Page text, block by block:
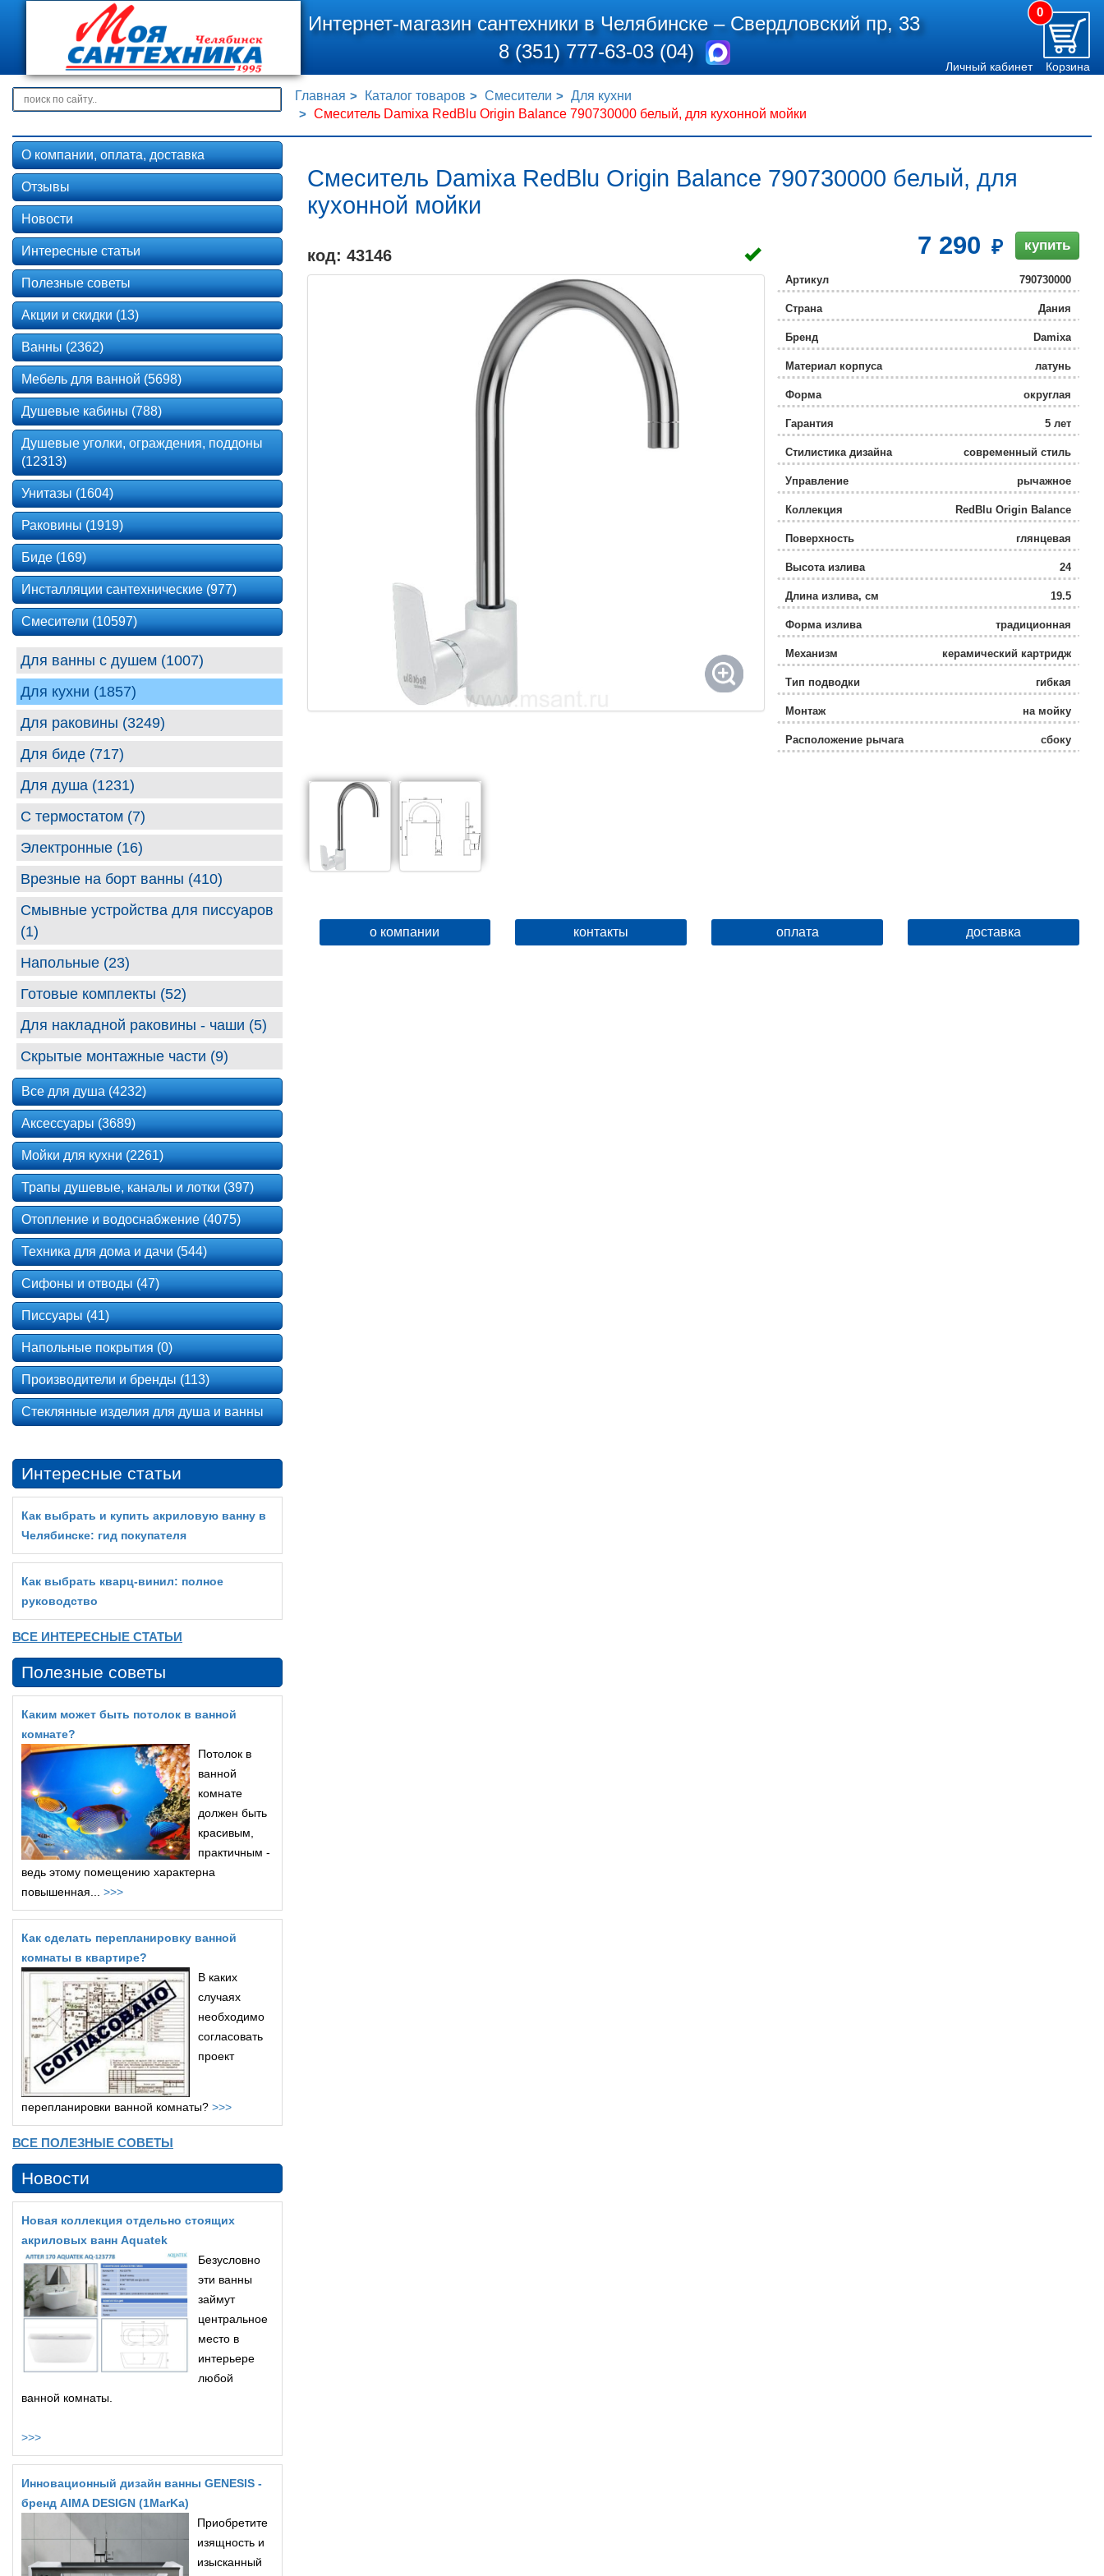
Интернет-магазин сантехники в Челябинске –Свердловский пр, 33
8 (351) 777-63-03 (04)
0
Личный кабинет Корзина
Главная Каталог товаров Смесители
Для кухни
Смеситель Damixa RedBlu Origin Balance 790730000 белый, для кухонной мойки
Смеситель Damixa RedBlu Origin Balance 790730000 белый, для
кухонной мойки
код: 43146 7 290 купить
Артикул 790730000
Страна Дания
Бренд Damixa
Материал корпуса латунь
Форма округлая
Гарантия 5 лет
Стилистика дизайна современный стиль
Управление рычажное
Коллекция RedBlu Origin Balance
Поверхность глянцевая
Высота излива 24
Длина излива, см 19.5
Форма излива традиционная
Механизм керамический картридж
Тип подводки гибкая
Монтаж на мойку
Расположение рычага сбоку
Выдвижной излив
о компании контакты оплата доставка
О компании, оплата, доставка
Отзывы
Новости
Интересные статьи
Полезные советы
Акции и скидки (13)
Ванны (2362)
Мебель для ванной (5698)
Душевые кабины (788)
Душевые уголки, ограждения, поддоны
(12313)
Унитазы (1604)
Раковины (1919)
Биде (169)
Инсталляции сантехнические (977)
Смесители (10597)
Для ванны с душем (1007)
Для кухни (1857)
Для раковины (3249)
Для биде (717)
Для душа (1231)
С термостатом (7)
Электронные (16)
Врезные на борт ванны (410)
Смывные устройства для писсуаров
(1)
Напольные (23)
Готовые комплекты (52)
Для накладной раковины - чаши (5)
Скрытые монтажные части (9)
Все для душа (4232)
Аксессуары (3689)
Мойки для кухни (2261)
Трапы душевые, каналы и лотки (397)
Отопление и водоснабжение (4075)
Техника для дома и дачи (544)
Сифоны и отводы (47)
Писсуары (41)
Напольные покрытия (0)
Производители и бренды (113)
Стеклянные изделия для душа и ванны
Интересные статьи
Как выбрать и купить акриловую ванну в
Челябинске: гид покупателя
Как выбрать кварц‑винил: полное
руководство
ВСЕ ИНТЕРЕСНЫЕ СТАТЬИ
Полезные советы
Каким может быть потолок в ванной
комнате?
Потолок в
ванной
комнате
должен быть
красивым,
практичным -
ведь этому помещению характерна
повышенная... >>>
Как сделать перепланировку ванной
комнаты в квартире?
В каких
случаях
необходимо
согласовать
проект
перепланировки ванной комнаты? >>>
ВСЕ ПОЛЕЗНЫЕ СОВЕТЫ
Новости
Новая коллекция отдельно стоящих
акриловых ванн Aquatek
Безусловно
эти ванны
займут
центральное
место в
интерьере
любой
ванной комнаты.
>>>
Инновационный дизайн ванны GENESIS -
бренд AIMA DESIGN (1MarKa)
Приобретите
изящность и
изысканный